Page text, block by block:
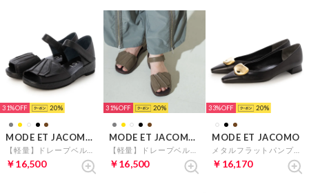
31% 20
MODE ET JACOMO D'ICI
￥16,500
31% 20
MODE ET JACOMO D'ICI
￥16,500
33% 20
MODE ET JACOMO
￥16,170